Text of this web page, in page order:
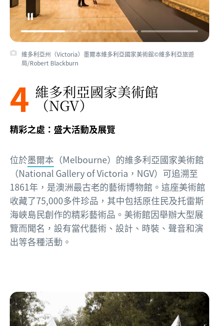
維多利亞州（Victoria）墨爾本維多利亞國家美術館©維多利亞旅遊
局/Robert Blackburn
4 維多利亞國家美術館
（NGV）
精彩之處：盛大活動及展覽
位於墨爾本 （Melbourne）的維多利亞國家美術館
（National Gallery of Victoria，NGV）可追溯至
1861年，是澳洲最古老的藝術博物館。這座美術館
收藏了75,000多件珍品，其中包括原住民及托雷斯
海峽島民創作的精彩藝術品。美術館因舉辦大型展
覽而聞名，設有當代藝術、設計、時裝、聲音和演
出等各種活動。